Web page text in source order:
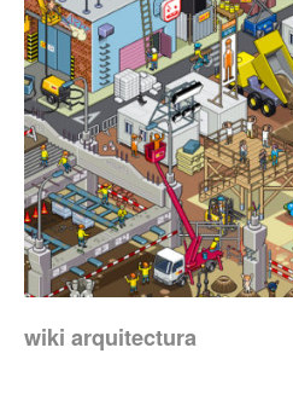
wiki arquitectura